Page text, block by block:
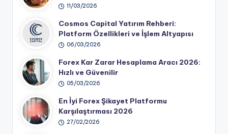
11/03/2026
Cosmos Capital Yatırım Rehberi:
Platform Özellikleri ve İşlem Altyapısı
06/03/2026
Forex Kar Zarar Hesaplama Aracı 2026:
Hızlı ve Güvenilir
05/03/2026
En İyi Forex Şikayet Platformu
Karşılaştırması 2026
27/02/2026